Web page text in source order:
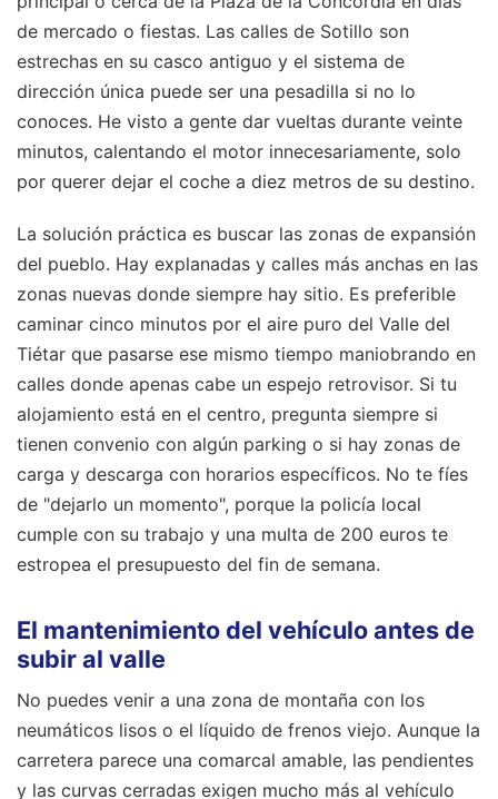
de mercado o fiestas. Las calles de Sotillo son
estrechas en su casco antiguo y el sistema de
dirección única puede ser una pesadilla si no lo
conoces. He visto a gente dar vueltas durante veinte
minutos, calentando el motor innecesariamente, solo
por querer dejar el coche a diez metros de su destino.
La solución práctica es buscar las zonas de expansión
del pueblo. Hay explanadas y calles más anchas en las
zonas nuevas donde siempre hay sitio. Es preferible
caminar cinco minutos por el aire puro del Valle del
Tiétar que pasarse ese mismo tiempo maniobrando en
calles donde apenas cabe un espejo retrovisor. Si tu
alojamiento está en el centro, pregunta siempre si
tienen convenio con algún parking o si hay zonas de
carga y descarga con horarios específicos. No te fíes
de "dejarlo un momento", porque la policía local
cumple con su trabajo y una multa de 200 euros te
estropea el presupuesto del fin de semana.
El mantenimiento del vehículo antes de
subir al valle
No puedes venir a una zona de montaña con los
neumáticos lisos o el líquido de frenos viejo. Aunque la
carretera parece una comarcal amable, las pendientes
y las curvas cerradas exigen mucho más al vehículo